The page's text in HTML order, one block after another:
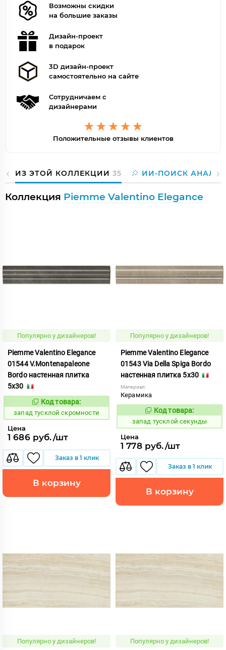
Возможны скидки
на большие заказы
Дизайн-проект
в подарок
3D дизайн-проект
самостоятельно на сайте
Сотрудничаем с
дизайнерами
Положительные отзывы клиентов
ИЗ ЭТОЙ КОЛЛЕКЦИИ 35 ИИ-ПОИСК
Коллекция Piemme Valentino Elegance
Популярно у дизайнеров!
Piemme Valentino Elegance
01544 V.Montenapaleone
Bordo настенная плитка
5x30
419593
Код товара:
запад тусклой скромности
Цена
1 686 руб./шт
Заказ в 1 клик
В корзину
Популярно у дизайнеров!
Piemme Valentino Elegance
01543 Via Della Spiga Bordo
настенная плитка 5x30
Материал:
Керамика
419587
Код товара:
запад тусклой секунды
Цена
1 778 руб./шт
Заказ в 1 клик
В корзину
Популярно у дизайнеров! Популярно у дизайнеров!